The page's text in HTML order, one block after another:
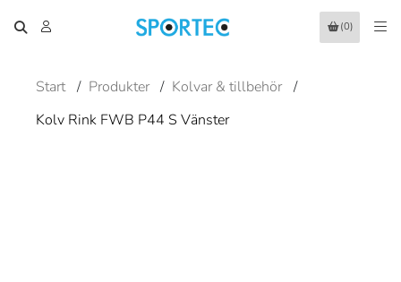
(0)
Start / Produkter / Kolvar & tillbehör /
Kolv Rink FWB P44 S Vänster